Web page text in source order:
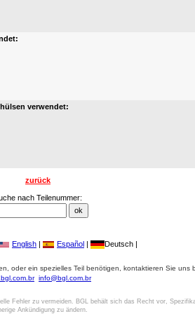
verwendet:
zurück
nach Teilenummer:
English | Español | Deutsch |
oder ein spezielles Teil benötigen, kontaktieren Sie uns
info@bgl.com.br
Fehler zu vermeiden. BGL behält sich das Recht vor,
Ankündigung zu ändern.